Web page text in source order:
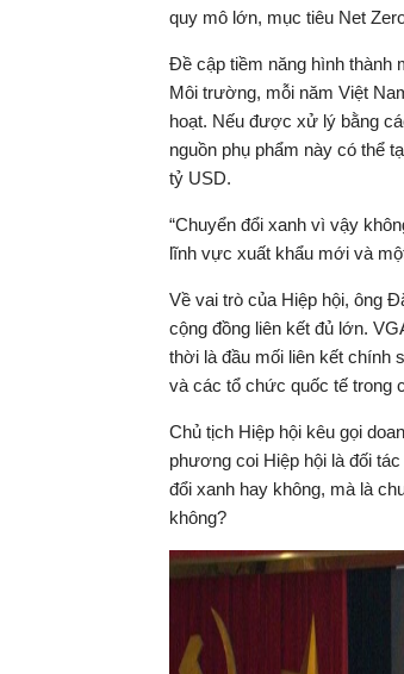
quy mô lớn, mục tiêu Net
Đề cập tiềm năng hình thành
Môi trường, mỗi năm Việt
hoạt. Nếu được xử lý bằng
nguồn phụ phẩm này có thể
tỷ USD.
“Chuyển đổi xanh vì vậy
lĩnh vực xuất khẩu mới và
Về vai trò của Hiệp hội, ông
cộng đồng liên kết đủ lớn.
thời là đầu mối liên kết chính
và các tổ chức quốc tế trong
Chủ tịch Hiệp hội kêu gọi
phương coi Hiệp hội là đối
đổi xanh hay không, mà là
không?